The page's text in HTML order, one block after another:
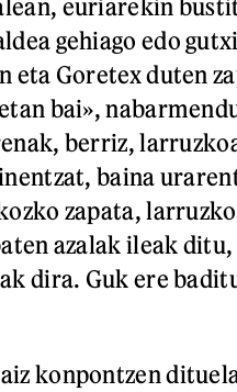
euriarekin
gehiago edo
eta Goretex duten
bai»,
berriz,
baina
zapata,
azalak ileak
dira. Guk ere
konpontzen